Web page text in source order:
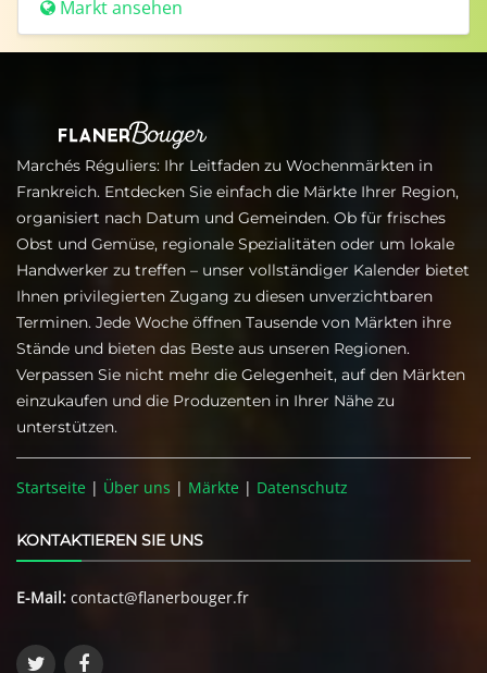
Markt ansehen
Marchés Réguliers: Ihr Leitfaden zu Wochenmärkten in
Frankreich. Entdecken Sie einfach die Märkte Ihrer Region,
organisiert nach Datum und Gemeinden. Ob für frisches
Obst und Gemüse, regionale Spezialitäten oder um lokale
Handwerker zu treffen – unser vollständiger Kalender bietet
Ihnen privilegierten Zugang zu diesen unverzichtbaren
Terminen. Jede Woche öffnen Tausende von Märkten ihre
Stände und bieten das Beste aus unseren Regionen.
Verpassen Sie nicht mehr die Gelegenheit, auf den Märkten
einzukaufen und die Produzenten in Ihrer Nähe zu
unterstützen.
Startseite | Über uns | Märkte | Datenschutz
KONTAKTIEREN SIE UNS
E-Mail: contact@flanerbouger.fr